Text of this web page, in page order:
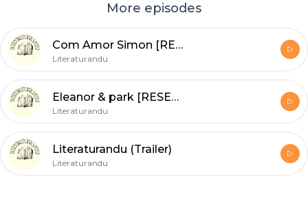
More episodes
Com Amor Simon [RESENHA]
Literaturandu
Eleanor & park [RESENHA]
Literaturandu
Literaturandu (Trailer)
Literaturandu